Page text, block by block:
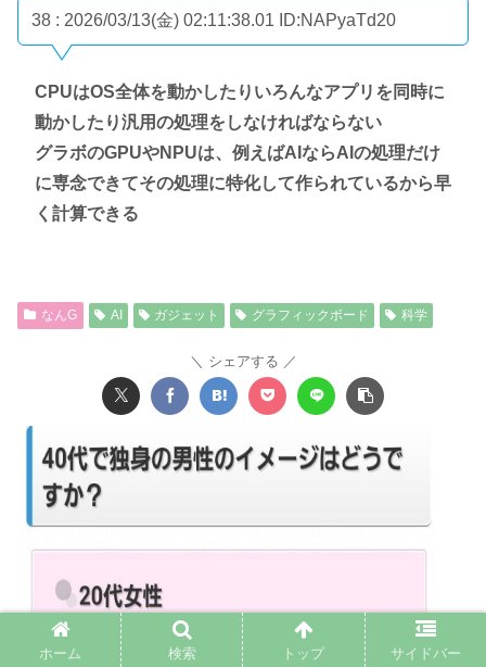
38 : 2026/03/13(金) 02:11:38.01 ID:NAPyaTd20
CPUはOS全体を動かしたりいろんなアプリを同時に
動かしたり汎用の処理をしなければならない
グラボのGPUやNPUは、例えばAIならAIの処理だけ
に専念できてその処理に特化して作られているから早
く計算できる
なんG AI ガジェット グラフィックボード 科学
シェアする
ホーム 検索 トップ サイドバー